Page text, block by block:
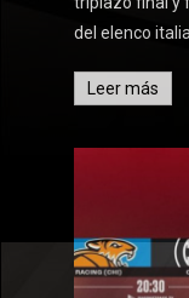
del elenco
Leer más